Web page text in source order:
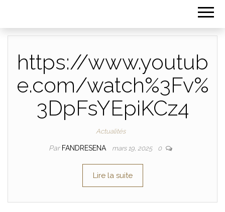
https://www.youtub
e.com/watch%3Fv%
3DpFsYEpiKCz4
Actualités
Par FANDRESENA mars 19, 2025 0
Lire la suite